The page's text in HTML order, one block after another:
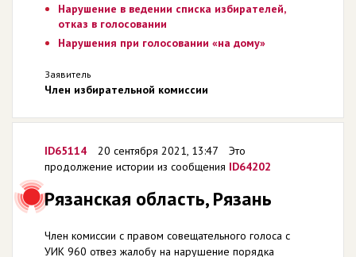
Нарушение в ведении списка избирателей,
отказ в голосовании
Нарушения при голосовании «на дому»
Заявитель
Член избирательной комиссии
ID65114 20 сентября 2021, 13:47
Это
продолжение истории из сообщения ID64202
Рязанская область, Рязань
Член комиссии с правом совещательного голоса с
УИК 960 отвез жалобу на нарушение порядка